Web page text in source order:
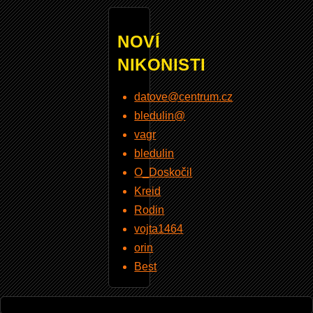
NOVÍ
NIKONISTI
datove@centrum.cz
bledulin@
vagr
bledulin
O_Doskočil
Kreid
Rodin
vojta1464
orin
Best